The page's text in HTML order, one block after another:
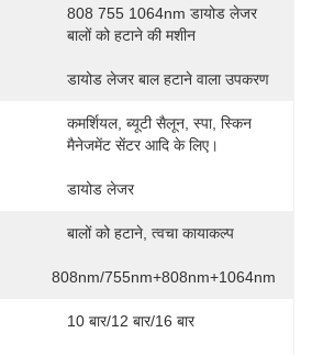
808 755 1064nm डायोड लेजर
बालों को हटाने की मशीन
डायोड लेजर बाल हटाने वाला उपकरण
कमर्शियल, ब्यूटी सैलून, स्पा, स्किन
मैनेजमेंट सेंटर आदि के लिए।
डायोड लेजर
बालों को हटाने, त्वचा कायाकल्प
808nm/755nm+808nm+1064nm
10 बार/12 बार/16 बार